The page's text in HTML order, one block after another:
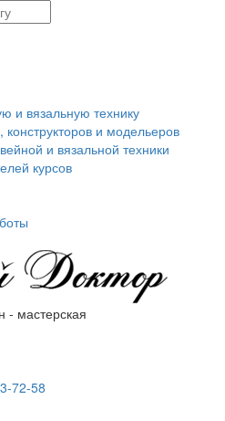
и вязальную технику
и модельеров
и вязальной техники
курсов
- мастерская
72-58